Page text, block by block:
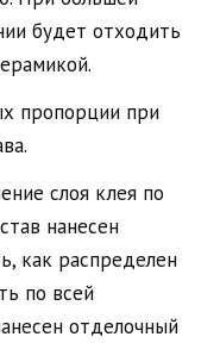
будет отходить
пропорции при
слоя клея по
нанесен
как распределен
по всей
отделочный